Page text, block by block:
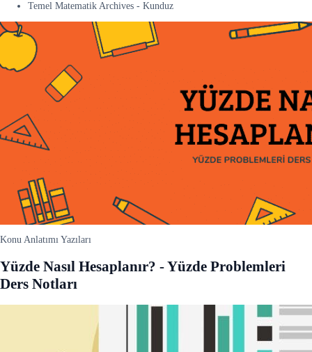
Temel Matematik Archives - Kunduz
Konu Anlatımı Yazıları
Yüzde Nasıl Hesaplanır? - Yüzde Problemleri
Ders Notları